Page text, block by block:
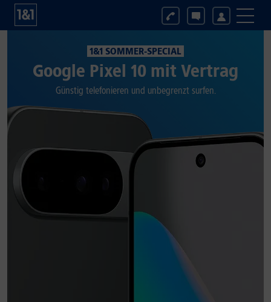
1&1 SOMMER-SPECIAL
Google Pixel 10 mit Vertrag
Günstig telefonieren und unbegrenzt surfen.